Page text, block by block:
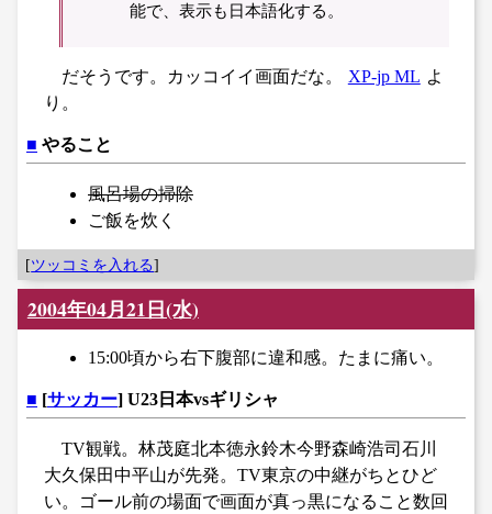
能で、表示も日本語化する。
だそうです。カッコイイ画面だな。 XP-jp ML よ
り。
■ やること
風呂場の掃除
ご飯を炊く
[ツッコミを入れる]
2004年04月21日(水)
15:00頃から右下腹部に違和感。たまに痛い。
■ [サッカー] U23日本vsギリシャ
TV観戦。林茂庭北本徳永鈴木今野森崎浩司石川
大久保田中平山が先発。TV東京の中継がちとひど
い。ゴール前の場面で画面が真っ黒になること数回